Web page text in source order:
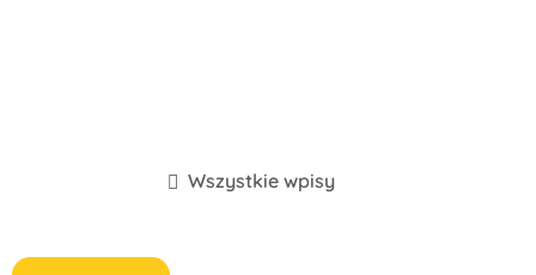
Wszystkie wpisy